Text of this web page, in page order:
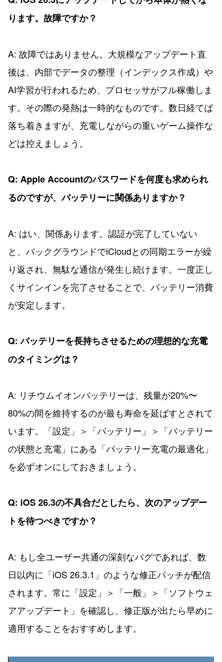
ります。故障ですか？
A: 故障ではありません。大規模なアップデート直
後は、内部でデータの整理（インデックス作成）や
AI学習が行われるため、プロセッサがフル稼働しま
す。その際の発熱は一時的なものです。数日経てば
落ち着きますが、充電しながらの重いゲーム操作な
どは控えましょう。
Q: Apple Accountのパスワードを何度も求められ
るのですが、バッテリーに関係ありますか？
A: はい、関係あります。認証が完了していない
と、バックグラウンドでiCloudとの同期エラーが繰
り返され、無駄な通信が発生し続けます。一度正し
くサインインを完了させることで、バッテリー消費
が安定します。
Q: バッテリーを長持ちさせるための理想的な充電
のタイミングは？
A: リチウムイオンバッテリーは、残量が20%〜
80%の間を維持するのが最も寿命を延ばすとされて
います。「設定」＞「バッテリー」＞「バッテリー
の状態と充電」にある「バッテリー充電の最適化」
を必ずオンにしておきましょう。
Q: iOS 26.3の不具合だとしたら、次のアップデー
トを待つべきですか？
A: もし全ユーザー共通の深刻なバグであれば、数
日以内に「iOS 26.3.1」のような修正パッチが配信
されます。常に「設定」＞「一般」＞「ソフトウェ
アアップデート」を確認し、修正版が出たら早めに
適用することをおすすめします。